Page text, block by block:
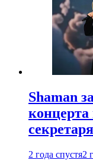
Shaman
концерта
секретаря
2 года спустя2